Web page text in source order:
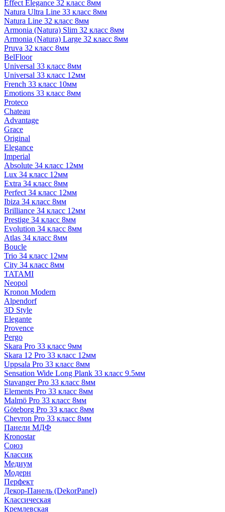
Effect Elegance 32 класс 8мм
Natura Ultra Line 33 класс 8мм
Natura Line 32 класс 8мм
Armonia (Natura) Slim 32 класс 8мм
Armonia (Natura) Large 32 класс 8мм
Pruva 32 класс 8мм
BelFloor
Universal 33 класс 8мм
Universal 33 класс 12мм
French 33 класс 10мм
Emotions 33 класс 8мм
Proteco
Chateau
Advantage
Grace
Original
Elegance
Imperial
Absolute 34 класс 12мм
Lux 34 класс 12мм
Extra 34 класс 8мм
Perfect 34 класс 12мм
Ibiza 34 класс 8мм
Brilliance 34 класс 12мм
Prestige 34 класс 8мм
Evolution 34 класс 8мм
Atlas 34 класс 8мм
Boucle
Trio 34 класс 12мм
City 34 класс 8мм
TATAMI
Neopol
Kronon Modern
Alpendorf
3D Style
Elegante
Provence
Pergo
Skara Pro 33 класс 9мм
Skara 12 Pro 33 класс 12мм
Uppsala Pro 33 класс 8мм
Sensation Wide Long Plank 33 класс 9.5мм
Stavanger Pro 33 класс 8мм
Elements Pro 33 класс 8мм
Malmö Pro 33 класс 8мм
Göteborg Pro 33 класс 8мм
Chevron Pro 33 класс 8мм
Панели МДФ
Кronostar
Союз
Классик
Медиум
Модерн
Перфект
Декор-Панель (DekorPanel)
Классическая
Кремлевская